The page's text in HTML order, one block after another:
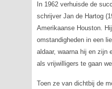
In 1962 verhuisde de
schrijver Jan de Hartog
Amerikaanse Houston.
omstandigheden in een
aldaar, waarna hij en zijn
als vrijwilligers te gaan
Toen ze van dichtbij de